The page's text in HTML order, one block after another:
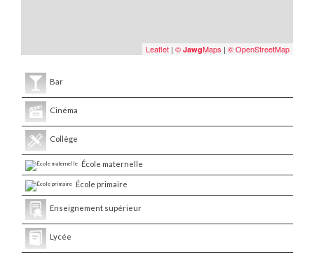
Leaflet | © JawgMaps | © OpenStreetMap
Bar
Cinéma
Collège
École maternelle
École primaire
Enseignement supérieur
Lycée